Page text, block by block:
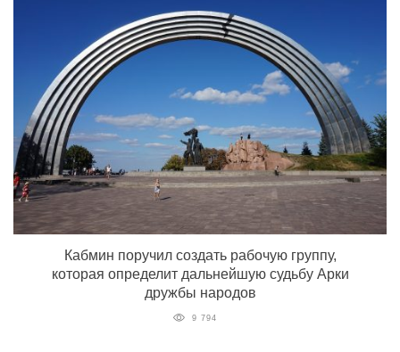
Кабмин поручил создать рабочую группу,
которая определит дальнейшую судьбу Арки
дружбы народов
9 794